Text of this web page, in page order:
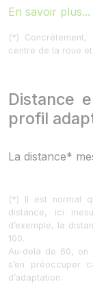
En savoir plus...
(*)
centre de la roue
Distance
profil
La distance*
(*) Il est normal
distance, ici
d’exemple, la
100.
Au-delà de 60, on
s’en préoccuper
d’adaptation.